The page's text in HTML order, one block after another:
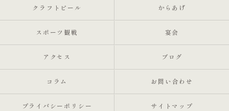
クラフトビール からあげ
スポーツ観戦 宴会
アクセス ブログ
コラム お問い合わせ
プライバシーポリシー サイトマップ